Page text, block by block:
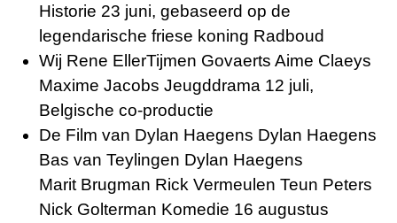
Historie 23 juni, gebaseerd op de
legendarische friese koning Radboud
Wij Rene EllerTijmen Govaerts Aime Claeys
Maxime Jacobs Jeugddrama 12 juli,
Belgische co-productie
De Film van Dylan Haegens Dylan Haegens
Bas van Teylingen Dylan Haegens
Marit Brugman Rick Vermeulen Teun Peters
Nick Golterman Komedie 16 augustus